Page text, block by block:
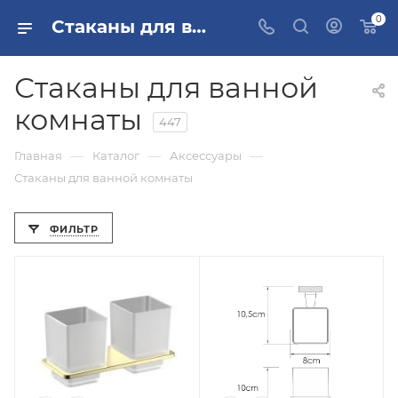
Стаканы для ванной комнаты купить, цена в Москве и РФ 0
Стаканы для ванной
комнаты
447
Главная — Каталог — Аксессуары —
Стаканы для ванной комнаты
ФИЛЬТР